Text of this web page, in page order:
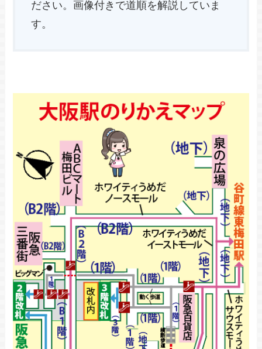
ださい。画像付きで道順を解説していま
す。